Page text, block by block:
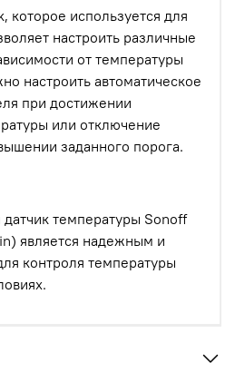
используется для
настроить различные
от температуры
настроить автоматическое
при достижении
или отключение
заданного порога.
температуры Sonoff
является надежным и
контроля температуры